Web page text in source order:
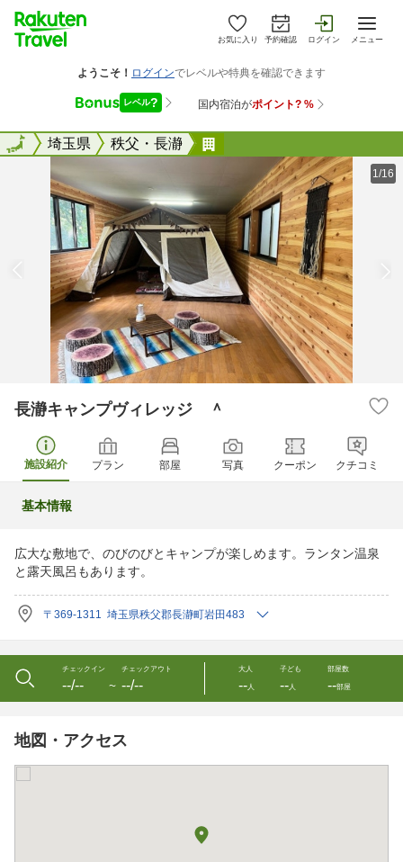
お気に入り 予約確認 ログイン メニュー
全国埼玉県 秩父・長瀞
全国
1/16
長瀞キャンプヴィレッジ ＾
施設紹介 プラン 部屋 写真 クーポン クチコミ
基本情報
広大な敷地で、のびのびとキャンプが楽しめます。ランタン温泉
と露天風呂もあります。
〒369-1311 埼玉県秩父郡長瀞町岩田483
チェックイン
--/-- 〜
チェックアウト
--/--
大人
--人
子ども
--人
部屋数
--部屋
地図・アクセス